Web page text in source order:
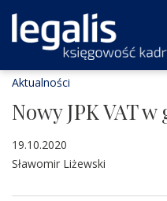
Aktualności
Nowy JPK VAT
19.10.2020
Sławomir Liżewski